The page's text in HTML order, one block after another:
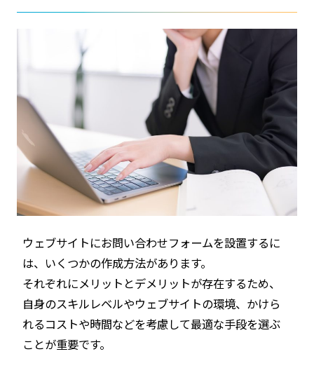
ウェブサイトにお問い合わせフォームを設置するに
は、いくつかの作成方法があります。
それぞれにメリットとデメリットが存在するため、
自身のスキルレベルやウェブサイトの環境、かけら
れるコストや時間などを考慮して最適な手段を選ぶ
ことが重要です。